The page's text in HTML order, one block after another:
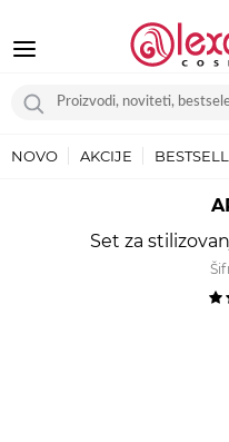
NOVO AKCIJE
Set za